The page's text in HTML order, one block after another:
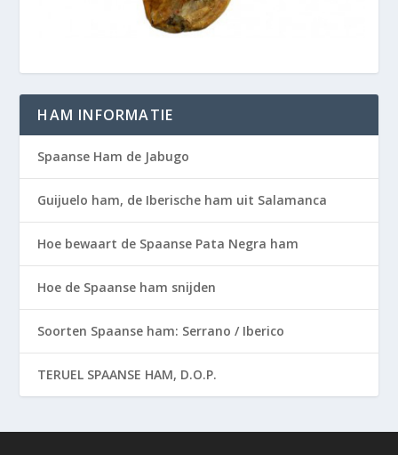
HAM INFORMATIE
Spaanse Ham de Jabugo
Guijuelo ham, de Iberische ham uit Salamanca
Hoe bewaart de Spaanse Pata Negra ham
Hoe de Spaanse ham snijden
Soorten Spaanse ham: Serrano / Iberico
TERUEL SPAANSE HAM, D.O.P.